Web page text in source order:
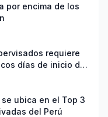
por encima de los
requiere
días de inicio del
se ubica en el Top 3
del Perú